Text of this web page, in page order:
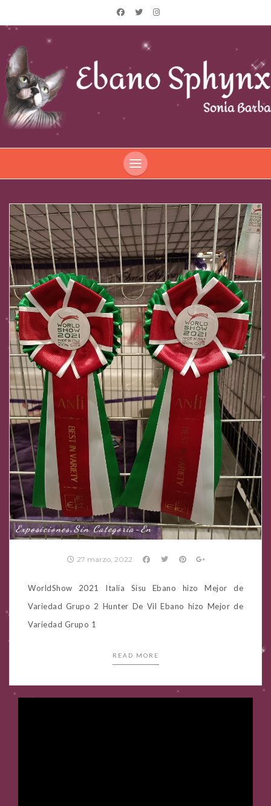
Exposiciones,Sin Categoría-En
27 marzo, 2022
WorldShow 2021 Italia Sisu Ebano hizo Mejor de
Variedad Grupo 2 Hunter De Vil Ebano hizo Mejor de
Variedad Grupo 1
READ MORE